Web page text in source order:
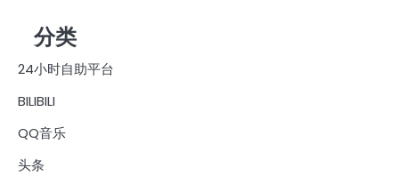
分类
24小时自助平台
BILIBILI
QQ音乐
头条